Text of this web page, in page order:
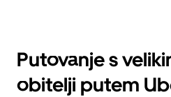
Putovanje s
obitelji putem